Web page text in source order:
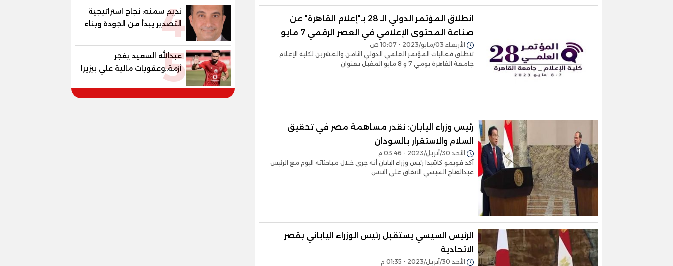
انطلاق المؤتمر الدولي الـ 28 بـ"إعلام القاهرة" عن
صناعة المحتوى الإعلامي في العصر الرقمي 7 مايو
الأربعاء 03/مايو/2023 - 10:07 ص
تنطلق فعاليات المؤتمر العلمي الدولي الثامن والعشرين لكلية الإعلام
جامعة القاهرة يومي 7 و 8 مايو المقبل بعنوان
رئيس وزراء اليابان: نقدر مساهمة مصر في تحقيق
السلام والاستقرار بالسودان
الأحد 30/أبريل/2023 - 03:46 م
أكد فويمو كاشيدا رئيس وزراء اليابان أنه جرى خلال مباحثاته اليوم مع الرئيس
عبدالفتاح السيسي الاتفاق على التنس
الرئيس السيسي يستقبل رئيس الوزراء الياباني بقصر
الاتحادية
الأحد 30/أبريل/2023 - 01:35 م
4
نديم سمنه: نجاح استراتيجية
التصدير يبدأ من الجودة وبناء
الثقة في شعار "صنع في
مصر"
5
عبدالله السعيد يفجر
أزمة..وعقوبات مالية علي بيزيرا
وبانزا